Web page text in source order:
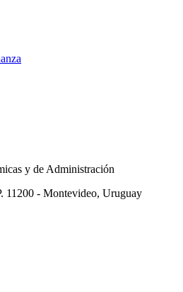
y de Administración
11200 - Montevideo, Uruguay